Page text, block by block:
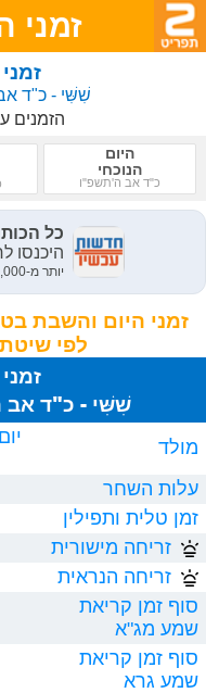
זמני
שִׁשִּׁי - כ"ד אב
הזמנים
היום
הנוכחי
כ"ד אב ה'תשפ"ו
זמני היום והשבת
לפי
שִׁשִּׁי - כ"ד אב
מולד
עלות השחר
זמן טלית ותפילין
זריחה מישורית
זריחה הנראית
סוף זמן קריאת
שמע מג"א
סוף זמן קריאת
שמע גרא